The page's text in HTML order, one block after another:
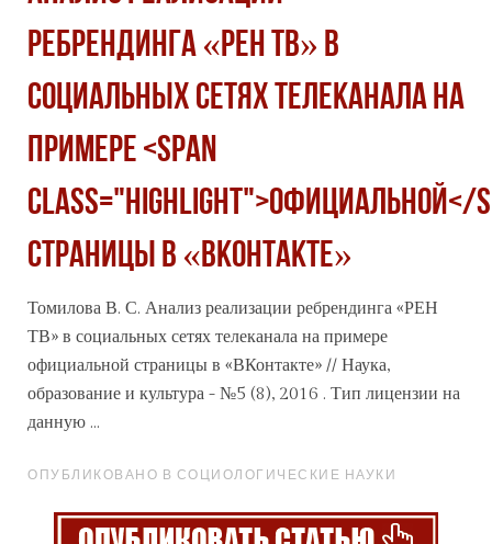
ребрендинга «РЕН ТВ» в
социальных сетях телеканала на
примере <span
class="highlight">официальной</
страницы в «ВКонтакте»
Томилова В. С. Анализ реализации ребрендинга «РЕН
ТВ» в социальных сетях телеканала на примере
официальной страницы в «ВКонтакте» // Наука,
образование и культура - №5 (8), 2016 . Тип лицензии на
данную ...
ОПУБЛИКОВАНО В СОЦИОЛОГИЧЕСКИЕ НАУКИ